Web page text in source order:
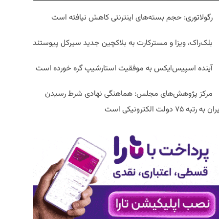
رگولاتوری: حجم بسته‌های اینترنتی کاهش نیافته است
بلک‌راک، ویزا و مسترکارت به بلاکچین جدید سیرکل پیوستند
آینده اسپیس‌ایکس به موفقیت استارشیپ گره خورده است
مرکز پژوهش‌های مجلس: هماهنگی نهادی شرط رسیدن
به رتبه ۷۵ دولت الکترونیکی است